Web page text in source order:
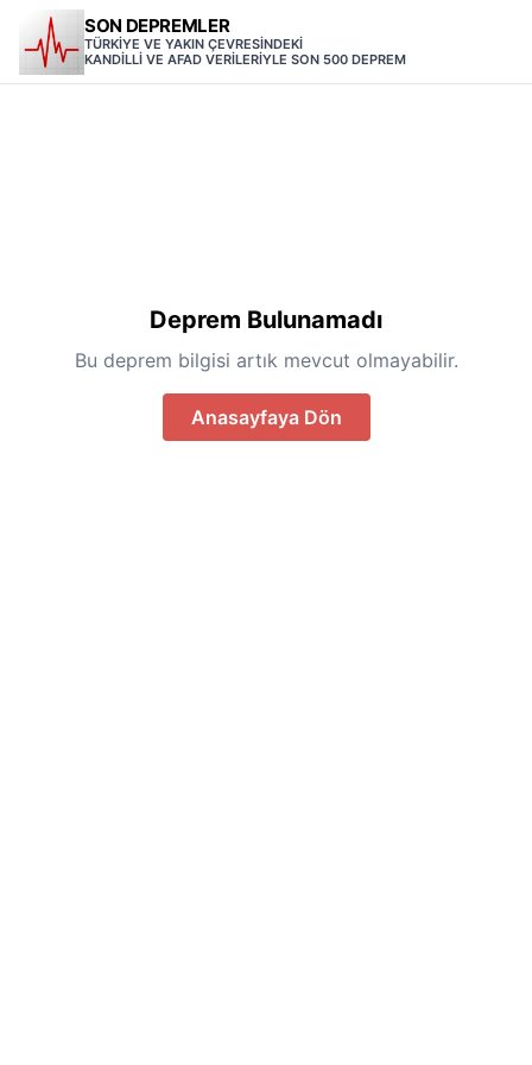
SON DEPREMLER
TÜRKİYE VE YAKIN ÇEVRESİNDEKİ
KANDİLLİ VE AFAD VERİLERİYLE SON 500 DEPREM
Deprem Bulunamadı
Bu deprem bilgisi artık mevcut olmayabilir.
Anasayfaya Dön